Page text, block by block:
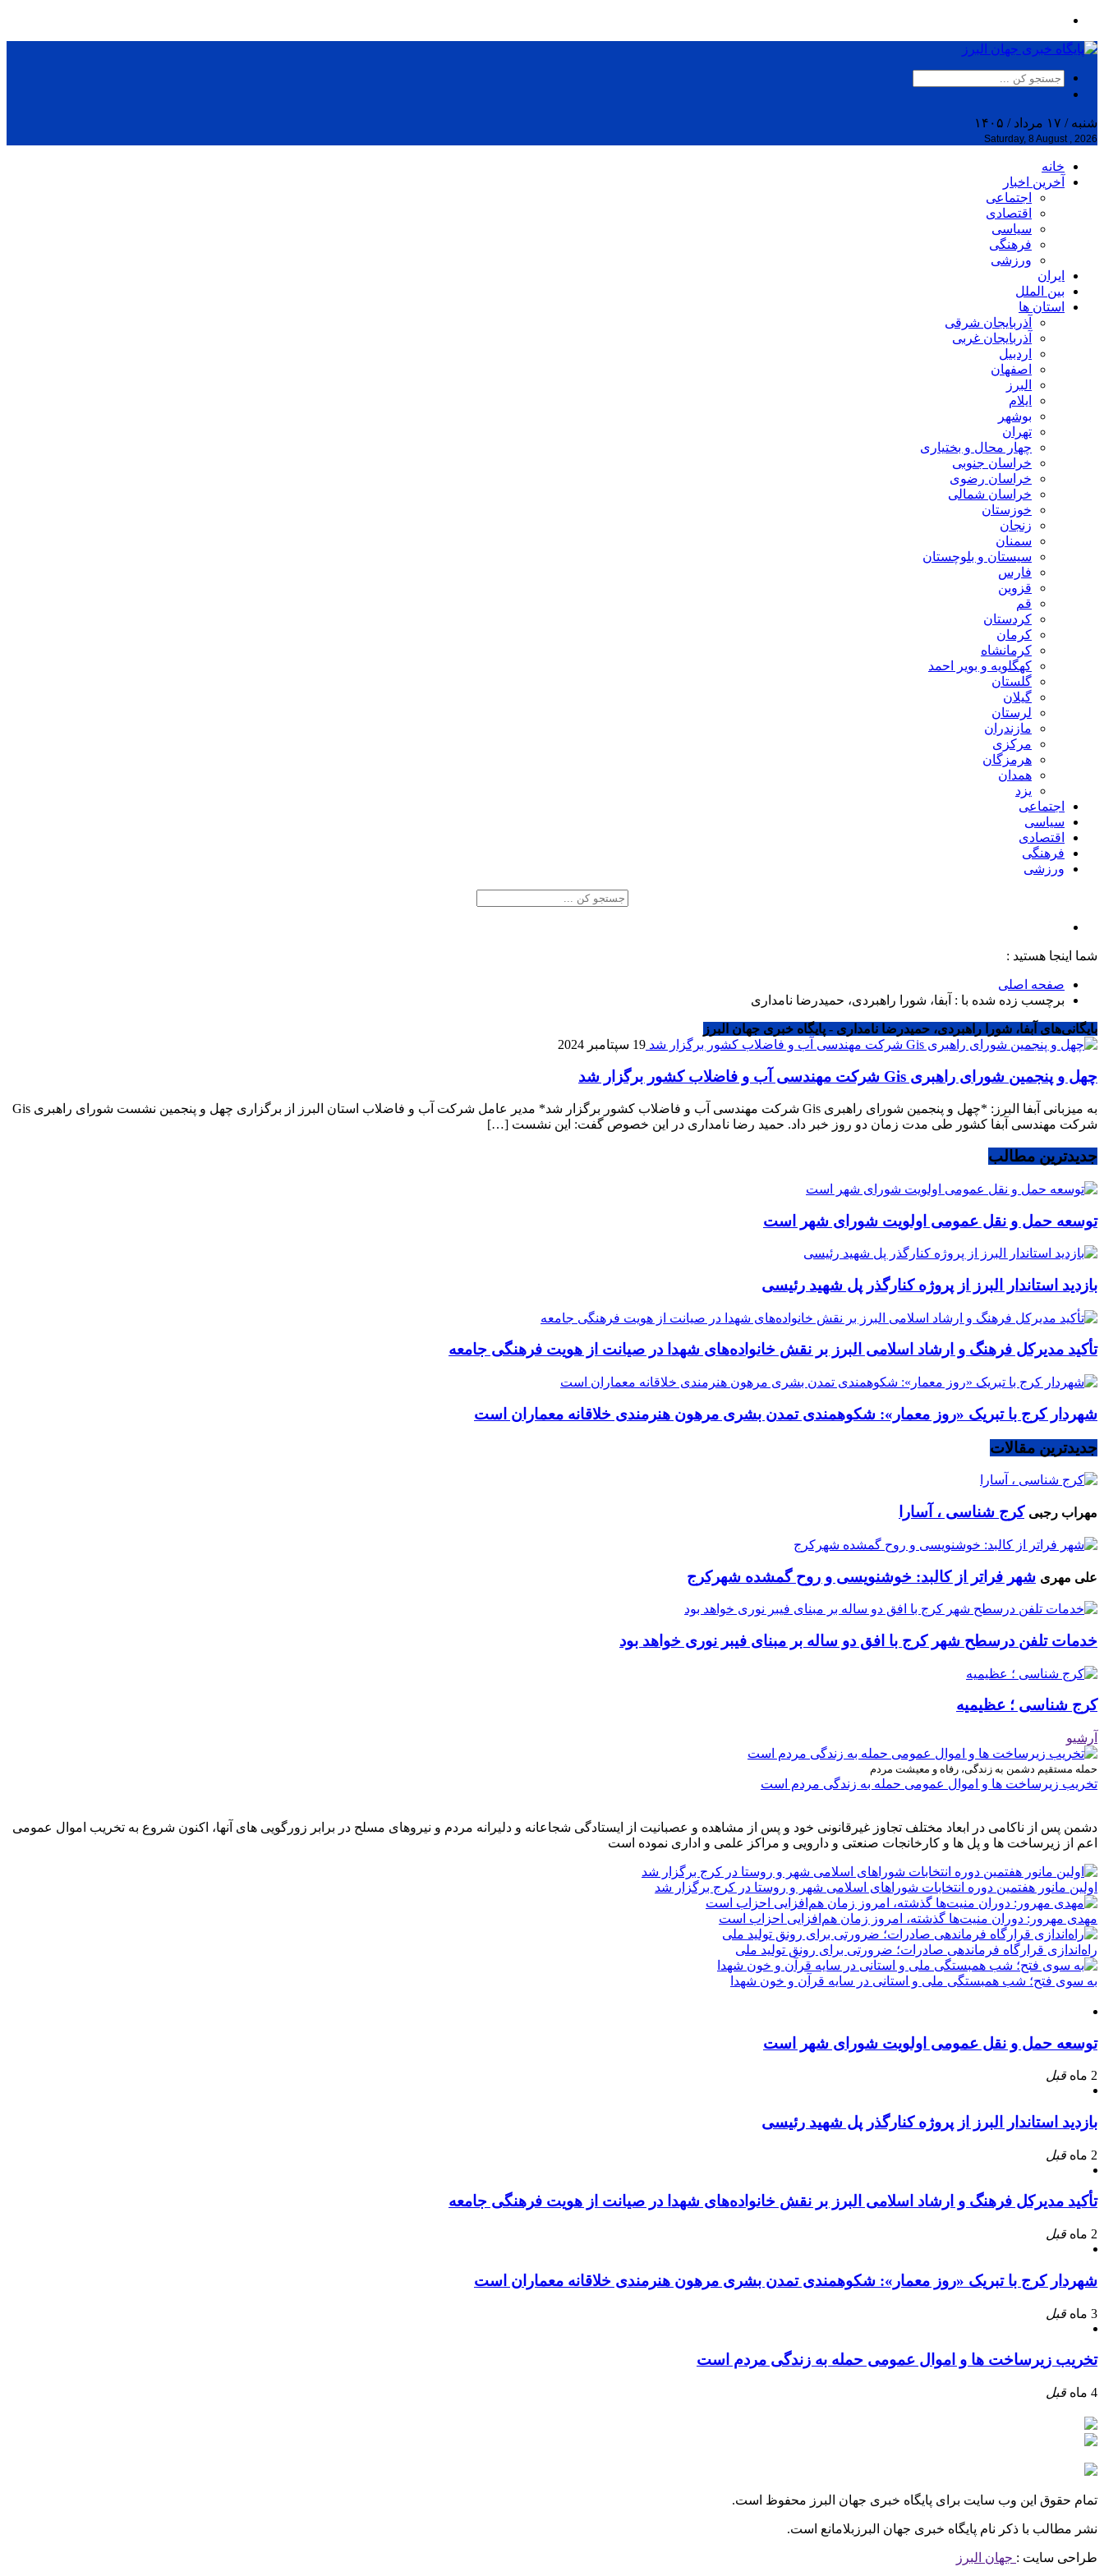
شنبه / ۱۷ مرداد / ۱۴۰۵
Saturday, 8 August , 2026
خانه
آخرین اخبار
اجتماعی
اقتصادی
سیاسی
فرهنگی
ورزشی
ایران
بین الملل
استان ها
آذربایجان شرقی
آذربایجان غربی
اردبیل
اصفهان
البرز
ایلام
بوشهر
تهران
چهار محال و بختیاری
خراسان جنوبی
خراسان رضوی
خراسان شمالی
خوزستان
زنجان
سمنان
سیستان و بلوچستان
فارس
قزوین
قم
کردستان
کرمان
کرمانشاه
کهگلویه و بویر احمد
گلستان
گیلان
لرستان
مازندران
مرکزی
هرمزگان
همدان
یزد
اجتماعی
سیاسی
اقتصادی
فرهنگی
ورزشی
شما اینجا هستید :
صفحه اصلی
برچسب زده شده با : آبفا، شورا راهبردی، حمیدرضا نامداری
بایگانی‌های آبفا، شورا راهبردی، حمیدرضا نامداری - پایگاه خبری جهان البرز
19 سپتامبر 2024
چهل و پنجمین شورای راهبری Gis شرکت مهندسی آب و فاضلاب کشور برگزار شد
به میزبانی آبفا البرز: *چهل و پنجمین شورای راهبری Gis شرکت مهندسی آب و فاضلاب کشور برگزار شد* مدیر عامل شرکت آب و فاضلاب استان البرز از برگزاری چهل و پنجمین نشست شورای راهبری Gis
شرکت مهندسی آبفا کشور طی مدت زمان دو روز خبر داد. حمید رضا نامداری در این خصوص گفت: این نشست […]
جدیدترین مطالب
توسعه حمل و نقل عمومی اولویت شورای شهر است
بازدید استاندار البرز از پروژه کنارگذر پل شهید رئیسی
تأکید مدیرکل فرهنگ و ارشاد اسلامی البرز بر نقش خانواده‌های شهدا در صیانت از هویت فرهنگی جامعه
شهردار کرج با تبریک «روز معمار»: شکوهمندی تمدن بشری مرهون هنرمندی خلاقانه معماران است
جدیدترین مقالات
مهراب رجبی کرج شناسی ، آسارا
علی مهری شهر فراتر از کالبد: خوشنویسی و روح گمشده شهرکرج
خدمات تلفن درسطح شهر کرج با افق دو ساله بر مبنای فیبر نوری خواهد بود
کرج شناسی ؛ عظیمیه
آرشیو
حمله مستقیم دشمن به زندگی، رفاه و معیشت مردم
تخریب زیرساخت ها و اموال عمومی حمله به زندگی مردم است
دشمن پس از ناکامی در ابعاد مختلف تجاوز غیرقانونی خود و پس از مشاهده و عصبانیت از ایستادگی شجاعانه و دلیرانه مردم و نیروهای مسلح در برابر زورگویی های آنها، اکنون شروع به تخریب اموال عمومی
اعم از زیرساخت ها و پل ها و کارخانجات صنعتی و دارویی و مراکز علمی و اداری نموده است
اولین مانور هفتمین دوره انتخابات شوراهای اسلامی شهر و روستا در کرج برگزار شد
مهدی مهرور: دوران منیت‌ها گذشته، امروز زمان هم‌افزایی احزاب است
راه‌اندازی قرارگاه فرماندهی صادرات؛ ضرورتی برای رونق تولید ملی
به سوی فتح؛ شب همبستگی ملی و استانی در سایه قرآن و خون شهدا
توسعه حمل و نقل عمومی اولویت شورای شهر است
2 ماه قبل
بازدید استاندار البرز از پروژه کنارگذر پل شهید رئیسی
2 ماه قبل
تأکید مدیرکل فرهنگ و ارشاد اسلامی البرز بر نقش خانواده‌های شهدا در صیانت از هویت فرهنگی جامعه
2 ماه قبل
شهردار کرج با تبریک «روز معمار»: شکوهمندی تمدن بشری مرهون هنرمندی خلاقانه معماران است
3 ماه قبل
تخریب زیرساخت ها و اموال عمومی حمله به زندگی مردم است
4 ماه قبل
تمام حقوق این وب سایت برای پایگاه خبری جهان البرز محفوظ است.
نشر مطالب با ذکر نام پایگاه خبری جهان البرزبلامانع است.
طراحی سایت : جهان البرز